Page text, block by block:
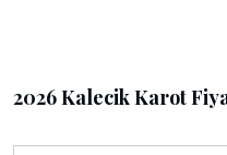
2026 Kalecik Karot